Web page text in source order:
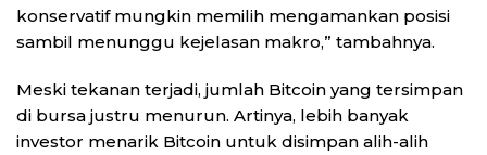
konservatif mungkin memilih mengamankan posisi
sambil menunggu kejelasan makro,” tambahnya.
Meski tekanan terjadi, jumlah Bitcoin yang tersimpan
di bursa justru menurun. Artinya, lebih banyak
investor menarik Bitcoin untuk disimpan alih-alih